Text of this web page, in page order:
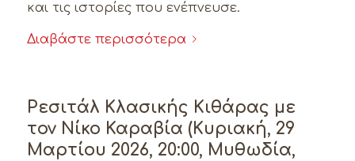
και τις ιστορίες που ενέπνευσε.
Διαβάστε περισσότερα
Ρεσιτάλ Κλασικής Κιθάρας με
τον Νίκο Καραβία (Κυριακή, 29
Μαρτίου 2026, 20:00, Μυθωδία,